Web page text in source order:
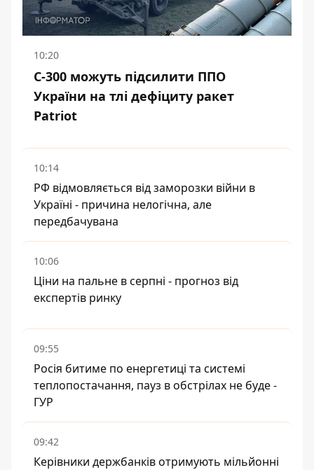
10:20
С-300 можуть підсилити ППО
України на тлі дефіциту ракет
Patriot
10:14
РФ відмовляється від заморозки війни в
Україні - причина нелогічна, але
передбачувана
10:06
Ціни на пальне в серпні - прогноз від
експертів ринку
09:55
Росія битиме по енергетиці та системі
теплопостачання, пауз в обстрілах не буде -
ГУР
09:42
Керівники держбанків отримують мільйонні